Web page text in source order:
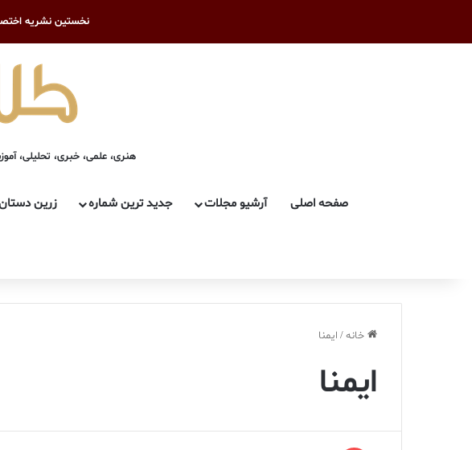
نخستین نشریه
هنری، علمی، خبری، تحلیلی،
صفحه اصلی آرشیو مجلات جدید ترین شماره زرین
خانه/ ایمنا
ایمنا